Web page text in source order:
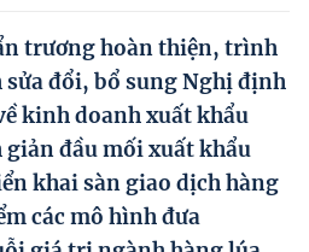
và doanh nghiệp dân tộc
sản
trương hoàn thiện, trình
đổi, bổ sung Nghị định
kinh doanh xuất khẩu
đầu mối xuất khẩu
khai sàn giao dịch hàng
các mô hình đưa